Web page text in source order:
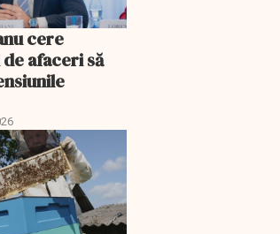
cere
afaceri să